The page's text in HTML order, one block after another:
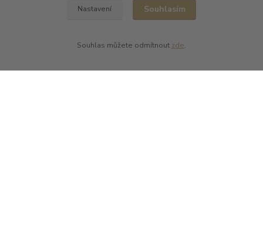
Zobrazit další výrobce →
Kde nás najdete
L PLUS - Miloslav Lerch
Nastavení Souhlasím
Souhlas můžete odmítnout zde.